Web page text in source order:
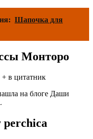
Шапочка для
Монторо
в цитатник
на блоге Даши
perchica